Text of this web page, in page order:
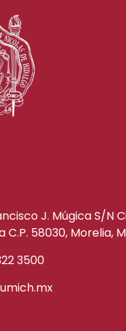
J. Múgica S/N
C.P. 58030, Morelia,
3500